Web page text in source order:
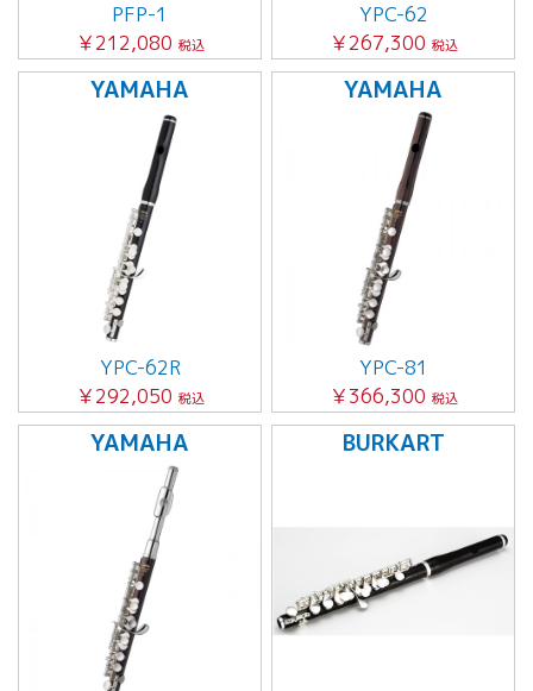
PFP-1
￥212,080 税込
YPC-62
￥267,300 税込
YAMAHA
YPC-62R
￥292,050 税込
YAMAHA
YPC-81
￥366,300 税込
YAMAHA BURKART